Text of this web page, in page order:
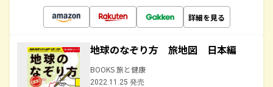
詳細を見る
地球のなぞり方 旅地図 日本編
BOOKS 旅と健康
2022.11.25 発売